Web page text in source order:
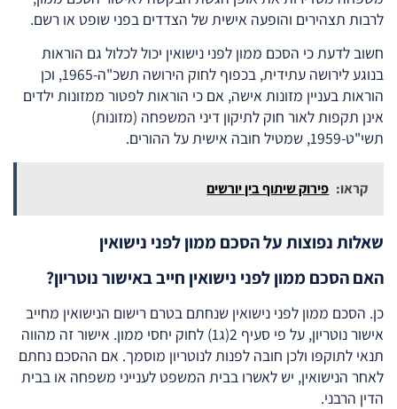
לרבות תצהירים והופעה אישית של הצדדים בפני שופט או רשם.
חשוב לדעת כי הסכם ממון לפני נישואין יכול לכלול גם הוראות
בנוגע לירושה עתידית, בכפוף לחוק הירושה תשכ"ה-1965, וכן
הוראות בעניין מזונות אישה, אם כי הוראות לפטור ממזונות ילדים
אינן תקפות לאור חוק לתיקון דיני המשפחה (מזונות)
תשי"ט-1959, שמטיל חובה אישית על ההורים.
קראו: פירוק שיתוף בין יורשים
שאלות נפוצות על הסכם ממון לפני נישואין
האם הסכם ממון לפני נישואין חייב באישור נוטריון?
כן. הסכם ממון לפני נישואין שנחתם בטרם רישום הנישואין מחייב
אישור נוטריון, על פי סעיף 2(ג1) לחוק יחסי ממון. אישור זה מהווה
תנאי לתוקפו ולכן חובה לפנות לנוטריון מוסמך. אם ההסכם נחתם
לאחר הנישואין, יש לאשרו בבית המשפט לענייני משפחה או בבית
הדין הרבני.